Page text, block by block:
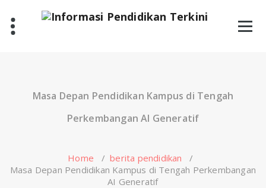
content
Masa Depan Pendidikan Kampus di Tengah
Perkembangan AI Generatif
Home /berita pendidikan /
Masa Depan Pendidikan Kampus di Tengah Perkembangan
AI Generatif